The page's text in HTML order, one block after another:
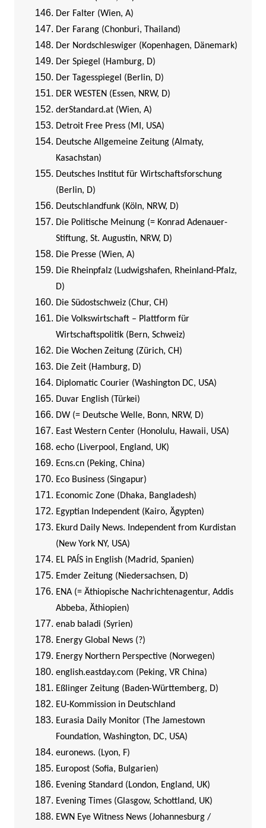
Der Falter (Wien, A)
Der Farang (Chonburi, Thailand)
Der Nordschleswiger (Kopenhagen, Dänemark)
Der Spiegel (Hamburg, D)
Der Tagesspiegel (Berlin, D)
DER WESTEN (Essen, NRW, D)
derStandard.at (Wien, A)
Detroit Free Press (MI, USA)
Deutsche Allgemeine Zeitung (Almaty,
Kasachstan)
Deutsches Institut für Wirtschaftsforschung
(Berlin, D)
Deutschlandfunk (Köln, NRW, D)
Die Politische Meinung (= Konrad Adenauer-
Stiftung, St. Augustin, NRW, D)
Die Presse (Wien, A)
Die Rheinpfalz (Ludwigshafen, Rheinland-Pfalz,
D)
Die Südostschweiz (Chur, CH)
Die Volkswirtschaft – Plattform für
Wirtschaftspolitik (Bern, Schweiz)
Die Wochen Zeitung (Zürich, CH)
Die Zeit (Hamburg, D)
Diplomatic Courier (Washington DC, USA)
Duvar English (Türkei)
DW (= Deutsche Welle, Bonn, NRW, D)
East Western Center (Honolulu, Hawaii, USA)
echo (Liverpool, England, UK)
Ecns.cn (Peking, China)
Eco Business (Singapur)
Economic Zone (Dhaka, Bangladesh)
Egyptian Independent (Kairo, Ägypten)
Ekurd Daily News. Independent from Kurdistan
(New York NY, USA)
EL PAÍS in English (Madrid, Spanien)
Emder Zeitung (Niedersachsen, D)
ENA (= Äthiopische Nachrichtenagentur, Addis
Abbeba, Äthiopien)
enab baladi (Syrien)
Energy Global News (?)
Energy Northern Perspective (Norwegen)
english.eastday.com (Peking, VR China)
Eßlinger Zeitung (Baden-Württemberg, D)
EU-Kommission in Deutschland
Eurasia Daily Monitor (The Jamestown
Foundation, Washington, DC, USA)
euronews. (Lyon, F)
Europost (Sofia, Bulgarien)
Evening Standard (London, England, UK)
Evening Times (Glasgow, Schottland, UK)
EWN Eye Witness News (Johannesburg /